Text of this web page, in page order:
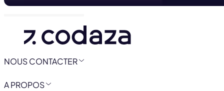
NOUS CONTACTER
A PROPOS